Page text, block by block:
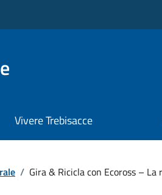
Vivere Trebisacce
/ Gira & Ricicla con Ecoross –